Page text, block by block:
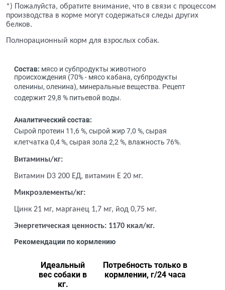
*)
Пожалуйста, обратите внимание, что в связи с процессом
производства в корме могут содержаться следы других
белков.
Полнорационный корм для взрослых собак.
Состав: мясо и субпродукты животного
происхождения (70% - мясо кабана, субпродукты
оленины, оленина), минеральные вещества. Рецепт
содержит 29,8 % питьевой воды.
Аналитический состав:
Сырой протеин 11,6 %, сырой жир 7,0 %, сырая
клетчатка 0,4 %, сырая зола 2,2 %, влажность 76%.
Витамины/кг:
Витамин D3 200 ЕД, витамин Е 20 мг.
Микроэлементы/кг:
Цинк 21 мг, марганец 1,7 мг, йод 0,75 мг.
Энергетическая ценность: 1170 ккал/кг.
Рекомендации по кормлению
Идеальный
вес собаки в
кг.
Потребность только в
кормлении, г/24 часа